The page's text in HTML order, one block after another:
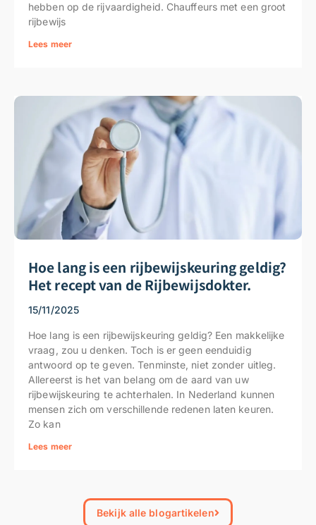
hebben op de rijvaardigheid. Chauffeurs met een groot
rijbewijs
Lees meer
Hoe lang is een rijbewijskeuring geldig?
Het recept van de Rijbewijsdokter.
15/11/2025
Hoe lang is een rijbewijskeuring geldig? Een makkelijke
vraag, zou u denken. Toch is er geen eenduidig
antwoord op te geven. Tenminste, niet zonder uitleg.
Allereerst is het van belang om de aard van uw
rijbewijskeuring te achterhalen. In Nederland kunnen
mensen zich om verschillende redenen laten keuren.
Zo kan
Lees meer
Bekijk alle blogartikelen